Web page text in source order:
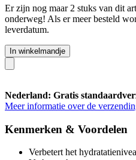
Er zijn nog maar 2 stuks van dit
onderweg! Als er meer besteld
leverdatum.
In winkelmandje
Nederland: Gratis
Meer informatie over de
Kenmerken & Voordelen
Verbetert het